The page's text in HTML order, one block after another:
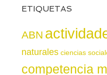
ETIQUETAS
ABN
naturales ciencias
competencia